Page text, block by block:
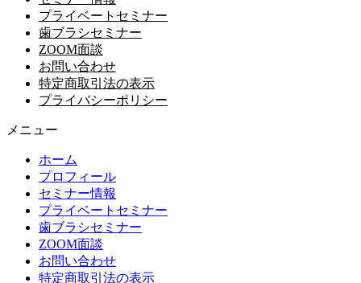
プライベートセミナー
歯ブラシセミナー
ZOOM面談
お問い合わせ
特定商取引法の表示
プライバシーポリシー
メニュー
ホーム
プロフィール
セミナー情報
プライベートセミナー
歯ブラシセミナー
ZOOM面談
お問い合わせ
特定商取引法の表示